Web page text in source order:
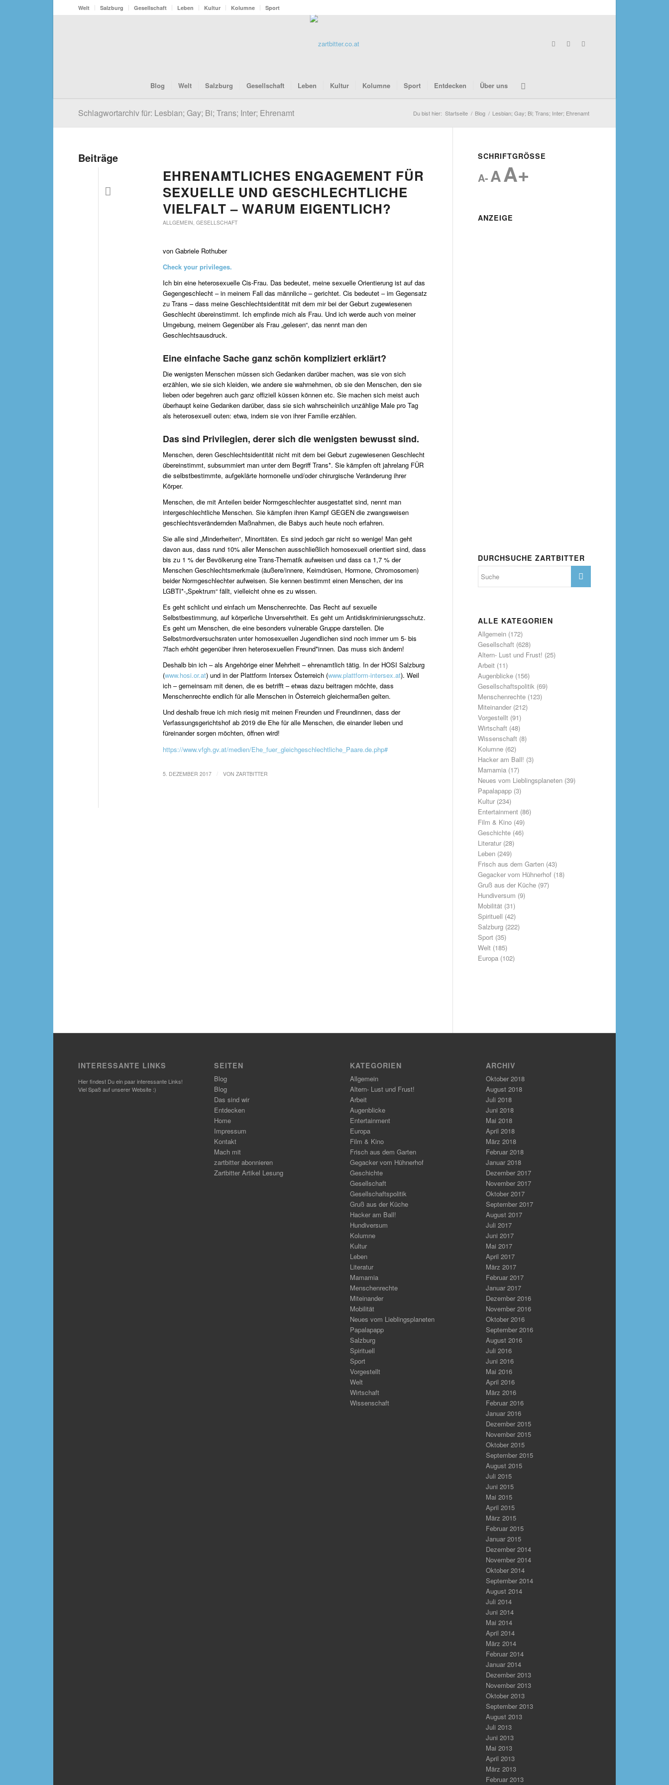
Welt Salzburg Gesellschaft Leben Kultur Kolumne Sport
Blog Welt Salzburg Gesellschaft Leben Kultur Kolumne Sport Entdecken Über uns
Schlagwortarchiv für: Lesbian; Gay; Bi; Trans; Inter; Ehrenamt Du bist hier: Startseite / Blog / Lesbian; Gay; Bi; Trans; Inter; Ehrenamt
Beiträge
EHRENAMTLICHES ENGAGEMENT FÜR
SEXUELLE UND GESCHLECHTLICHE
VIELFALT – WARUM EIGENTLICH?
ALLGEMEIN, GESELLSCHAFT
von Gabriele Rothuber
Check your privileges.
Ich bin eine heterosexuelle Cis-Frau. Das bedeutet, meine sexuelle Orientierung ist auf das
Gegengeschlecht – in meinem Fall das männliche – gerichtet. Cis bedeutet – im Gegensatz
zu Trans – dass meine Geschlechtsidentität mit dem mir bei der Geburt zugewiesenen
Geschlecht übereinstimmt. Ich empfinde mich als Frau. Und ich werde auch von meiner
Umgebung, meinem Gegenüber als Frau „gelesen“, das nennt man den
Geschlechtsausdruck.
Eine einfache Sache ganz schön kompliziert erklärt?
Die wenigsten Menschen müssen sich Gedanken darüber machen, was sie von sich
erzählen, wie sie sich kleiden, wie andere sie wahrnehmen, ob sie den Menschen, den sie
lieben oder begehren auch ganz offiziell küssen können etc. Sie machen sich meist auch
überhaupt keine Gedanken darüber, dass sie sich wahrscheinlich unzählige Male pro Tag
als heterosexuell outen: etwa, indem sie von ihrer Familie erzählen.
Das sind Privilegien, derer sich die wenigsten bewusst sind.
Menschen, deren Geschlechtsidentität nicht mit dem bei Geburt zugewiesenen Geschlecht
übereinstimmt, subsummiert man unter dem Begriff Trans*. Sie kämpfen oft jahrelang FÜR
die selbstbestimmte, aufgeklärte hormonelle und/oder chirurgische Veränderung ihrer
Körper.
Menschen, die mit Anteilen beider Normgeschlechter ausgestattet sind, nennt man
intergeschlechtliche Menschen. Sie kämpfen ihren Kampf GEGEN die zwangsweisen
geschlechtsverändernden Maßnahmen, die Babys auch heute noch erfahren.
Sie alle sind „Minderheiten“, Minoritäten. Es sind jedoch gar nicht so wenige! Man geht
davon aus, dass rund 10% aller Menschen ausschließlich homosexuell orientiert sind, dass
bis zu 1 % der Bevölkerung eine Trans-Thematik aufweisen und dass ca 1,7 % der
Menschen Geschlechtsmerkmale (äußere/innere, Keimdrüsen, Hormone, Chromosomen)
beider Normgeschlechter aufweisen. Sie kennen bestimmt einen Menschen, der ins
LGBTI*-„Spektrum“ fällt, vielleicht ohne es zu wissen.
Es geht schlicht und einfach um Menschenrechte. Das Recht auf sexuelle
Selbstbestimmung, auf körperliche Unversehrtheit. Es geht um Antidiskriminierungsschutz.
Es geht um Menschen, die eine besonders vulnerable Gruppe darstellen. Die
Selbstmordversuchsraten unter homosexuellen Jugendlichen sind noch immer um 5- bis
7fach erhöht gegenüber ihren heterosexuellen Freund*innen. Das muss sich ändern!
Deshalb bin ich – als Angehörige einer Mehrheit – ehrenamtlich tätig. In der HOSI Salzburg
(www.hosi.or.at) und in der Plattform Intersex Österreich (www.plattform-intersex.at). Weil
ich – gemeinsam mit denen, die es betrifft – etwas dazu beitragen möchte, dass
Menschenrechte endlich für alle Menschen in Österreich gleichermaßen gelten.
Und deshalb freue ich mich riesig mit meinen Freunden und Freundinnen, dass der
Verfassungsgerichtshof ab 2019 die Ehe für alle Menschen, die einander lieben und
füreinander sorgen möchten, öffnen wird!
https://www.vfgh.gv.at/medien/Ehe_fuer_gleichgeschlechtliche_Paare.de.php#
5. DEZEMBER 2017 VON ZARTBITTER
SCHRIFTGRÖSSE
A- AA+
ANZEIGE
DURCHSUCHE ZARTBITTER
ALLE KATEGORIEN
Allgemein(172)
Gesellschaft(628)
Altern- Lust und Frust! (25)
Arbeit(11)
Augenblicke(156)
Gesellschaftspolitik(69)
Menschenrechte(123)
Miteinander(212)
Vorgestellt(91)
Wirtschaft(48)
Wissenschaft(8)
Kolumne(62)
Hacker am Ball! (3)
Mamamia(17)
Neues vom Lieblingsplaneten(39)
Papalapapp(3)
Kultur(234)
Entertainment(86)
Film & Kino(49)
Geschichte(46)
Literatur(28)
Leben(249)
Frisch aus dem Garten(43)
Gegacker vom Hühnerhof(18)
Gruß aus der Küche(97)
Hundiversum (9)
Mobilität(31)
Spirituell (42)
Salzburg(222)
Sport(35)
Welt(185)
Europa(102)
INTERESSANTE LINKS
Hier findest Du ein paar interessante Links!
Viel Spaß auf unserer Website :)
SEITEN
Blog
Blog
Das sind wir
Entdecken
Home
Impressum
Kontakt
Mach mit
zartbitter abonnieren
Zartbitter Artikel Lesung
KATEGORIEN
Allgemein
Altern- Lust und Frust!
Arbeit
Augenblicke
Entertainment
Europa
Film & Kino
Frisch aus dem Garten
Gegacker vom Hühnerhof
Geschichte
Gesellschaft
Gesellschaftspolitik
Gruß aus der Küche
Hacker am Ball!
Hundiversum
Kolumne
Kultur
Leben
Literatur
Mamamia
Menschenrechte
Miteinander
Mobilität
Neues vom Lieblingsplaneten
Papalapapp
Salzburg
Spirituell
Sport
Vorgestellt
Welt
Wirtschaft
Wissenschaft
ARCHIV
Oktober 2018
August 2018
Juli 2018
Juni 2018
Mai 2018
April 2018
März 2018
Februar 2018
Januar 2018
Dezember 2017
November 2017
Oktober 2017
September 2017
August 2017
Juli 2017
Juni 2017
Mai 2017
April 2017
März 2017
Februar 2017
Januar 2017
Dezember 2016
November 2016
Oktober 2016
September 2016
August 2016
Juli 2016
Juni 2016
Mai 2016
April 2016
März 2016
Februar 2016
Januar 2016
Dezember 2015
November 2015
Oktober 2015
September 2015
August 2015
Juli 2015
Juni 2015
Mai 2015
April 2015
März 2015
Februar 2015
Januar 2015
Dezember 2014
November 2014
Oktober 2014
September 2014
August 2014
Juli 2014
Juni 2014
Mai 2014
April 2014
März 2014
Februar 2014
Januar 2014
Dezember 2013
November 2013
Oktober 2013
September 2013
August 2013
Juli 2013
Juni 2013
Mai 2013
April 2013
März 2013
Februar 2013